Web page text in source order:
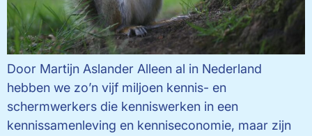
Door Martijn Aslander Alleen al in Nederland
hebben we zo’n vijf miljoen kennis- en
schermwerkers die kenniswerken in een
kennissamenleving en kenniseconomie, maar zijn